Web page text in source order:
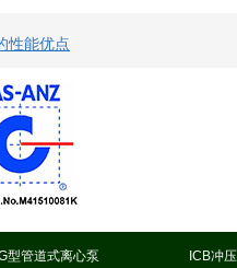
性能优点
型管道式离心泵
ICB冲